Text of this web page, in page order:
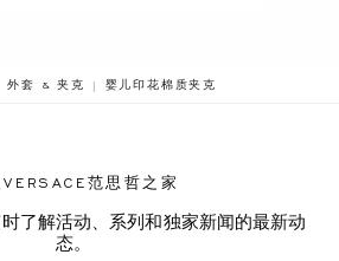
外套 & 夹克 婴儿印花棉质夹克
VERSACE范思哲之家
了解活动、系列和独家新闻的最新动
态。